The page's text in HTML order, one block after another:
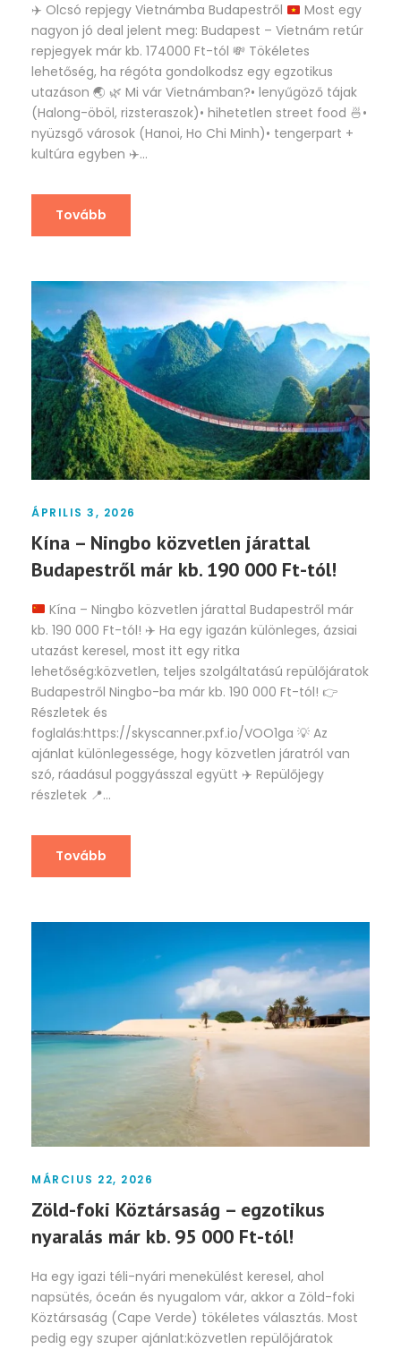
✈️ Olcsó repjegy Vietnámba Budapestről
Most egy
nagyon jó deal jelent meg: Budapest – Vietnám retúr
repjegyek már kb. 174000 Ft-tól 💸 Tökéletes
lehetőség, ha régóta gondolkodsz egy egzotikus
utazáson 🌏 🌿 Mi vár Vietnámban?• lenyűgöző tájak
(Halong-öböl, rizsteraszok)• hihetetlen street food 🍜•
nyüzsgő városok (Hanoi, Ho Chi Minh)• tengerpart +
kultúra egyben ✈️...
Tovább
ÁPRILIS 3, 2026
Kína – Ningbo közvetlen járattal
Budapestről már kb. 190 000 Ft-tól!
Kína – Ningbo közvetlen járattal Budapestről már
kb. 190 000 Ft-tól! ✈️ Ha egy igazán különleges, ázsiai
utazást keresel, most itt egy ritka
lehetőség:közvetlen, teljes szolgáltatású repülőjáratok
Budapestről Ningbo-ba már kb. 190 000 Ft-tól! 👉
Részletek és
foglalás:https://skyscanner.pxf.io/VOO1ga 💡 Az
ajánlat különlegessége, hogy közvetlen járatról van
szó, ráadásul poggyásszal együtt ✈️ Repülőjegy
részletek 📍...
Tovább
MÁRCIUS 22, 2026
Zöld-foki Köztársaság – egzotikus
nyaralás már kb. 95 000 Ft-tól!
Ha egy igazi téli-nyári menekülést keresel, ahol
napsütés, óceán és nyugalom vár, akkor a Zöld-foki
Köztársaság (Cape Verde) tökéletes választás. Most
pedig egy szuper ajánlat:közvetlen repülőjáratok